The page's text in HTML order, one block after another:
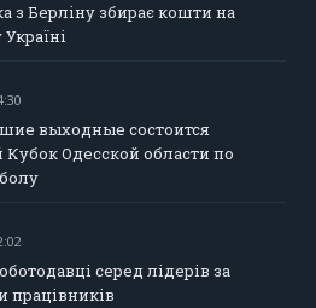
з Берліну збирає кошти на
выходные состоится
Одесской области по
серед лідерів за